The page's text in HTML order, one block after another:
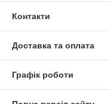
Контакти
Доставка та оплата
Графік роботи